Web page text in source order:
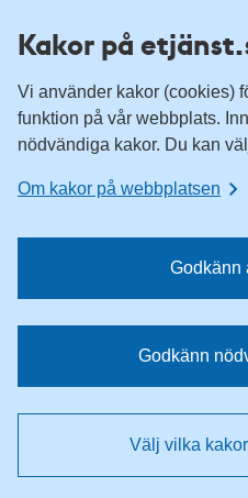
Kakor på
Vi använder kakor (cookies)
funktion på vår webbplats.
nödvändiga kakor. Du kan
Om kakor på webbplatsen
Godkänn
Godkänn
Välj vilka